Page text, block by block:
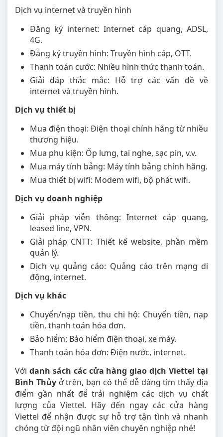
Dịch vụ internet và truyền hình
Đăng ký internet: Internet cáp quang, ADSL,
4G.
Đăng ký truyền hình: Truyền hình cáp, OTT.
Thanh toán cước: Nhiều hình thức thanh toán.
Giải đáp thắc mắc: Hỗ trợ các vấn đề về
internet và truyền hình.
Dịch vụ thiết bị
Mua điện thoại: Điện thoại chính hãng từ nhiều
thương hiệu.
Mua phụ kiện: Ốp lưng, tai nghe, sạc pin, v.v.
Mua máy tính bảng: Máy tính bảng chính hãng.
Mua thiết bị wifi: Modem wifi, bộ phát wifi.
Dịch vụ doanh nghiệp
Giải pháp viễn thông: Internet cáp quang,
leased line, VPN.
Giải pháp CNTT: Thiết kế website, phần mềm
quản lý.
Dịch vụ quảng cáo: Quảng cáo trên mạng di
động, internet.
Dịch vụ khác
Chuyển/nạp tiền, thu chi hộ: Chuyển tiền, nạp
tiền, thanh toán hóa đơn.
Bảo hiểm: Bảo hiểm điện thoại, xe máy.
Thanh toán hóa đơn: Điện nước, internet.
Với danh sách các cửa hàng giao dịch Viettel tại
Bình Thủyở trên, bạn có thể dễ dàng tìm thấy địa
điểm gần nhất để trải nghiệm các dịch vụ chất
lượng của Viettel. Hãy đến ngay các cửa hàng
Viettel để nhận được sự hỗ trợ tận tình và nhanh
chóng từ đội ngũ nhân viên chuyên nghiệp nhé!